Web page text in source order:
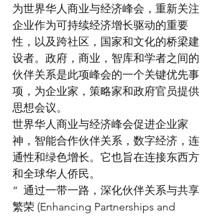
为世界华人商业与经济峰会，重新关注
企业作为可持续经济增长驱动的重要
性，以及跨社区，国家和文化的桥梁建
设者。政府，商业，智库和学者之间的
伙伴关系是此项峰会的一个关键优先事
项，为企业家，策略家和政府官员提供
思想会议。
世界华人商业与经济峰会促进企业家
神，智能合作伙伴关系，数字经济，连
通性和绿色增长。它也旨在连接东西方
和全球华人侨民。
“  通过一带一路，深化伙伴关系与共享
繁荣 (Enhancing Partnerships and